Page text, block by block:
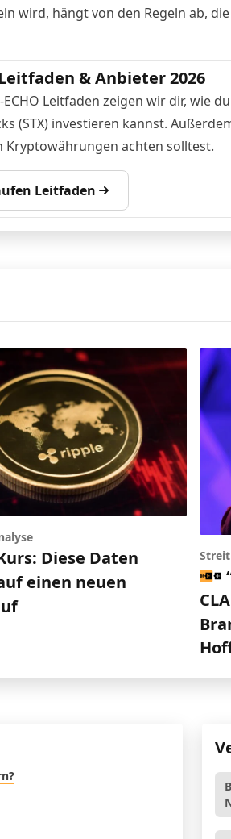
wird, hängt von den Regeln ab,
& Anbieter 2026
Leitfaden zeigen wir dir, wie
(STX) investieren kannst.
Kryptowährungen achten solltest.
Leitfaden
Diese Daten
einen neuen